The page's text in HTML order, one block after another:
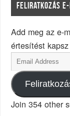
FELIRATKOZÁS
Add meg az e-
értesítést
Join 354 other